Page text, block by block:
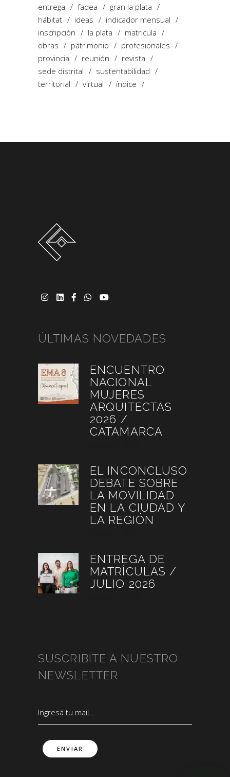
entrega
fadea
gran la plata
hábitat
ideas
indicador mensual
inscripción
la plata
matricula
obras
patrimonio
profesionales
provincia
reunión
revista
sede distrital
sustentabilidad
territorial
virtual índice
ÚLTIMAS NOVEDADES
ENCUENTRO
NACIONAL
MUJERES
ARQUITECTAS
2026 /
CATAMARCA
EL INCONCLUSO
DEBATE SOBRE
LA MOVILIDAD
EN LA CIUDAD Y
LA REGIÓN
ENTREGA DE
MATRÍCULAS /
JULIO 2026
SUSCRIBITE A NUESTRO
NEWSLETTER